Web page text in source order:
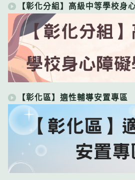
【彰化分組】高級中等學校身
【彰化區】適性輔導安置專區